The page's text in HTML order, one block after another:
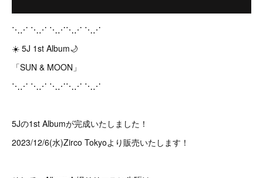
⋱⋰ ⋱⋰ ⋱⋰⋱⋰ ⋱⋰
☀️ 5J 1st Album🌙
「SUN & MOON」
⋱⋰ ⋱⋰ ⋱⋰⋱⋰ ⋱⋰
5Jの1st Albumが完成いたしました！
2023/12/6(水)Zirco Tokyoより販売いたします！